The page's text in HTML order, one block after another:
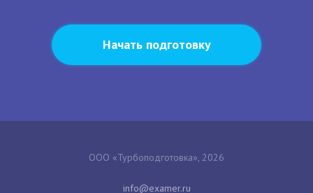
Начать подготовку
ООО «Турбоподготовка», 2026